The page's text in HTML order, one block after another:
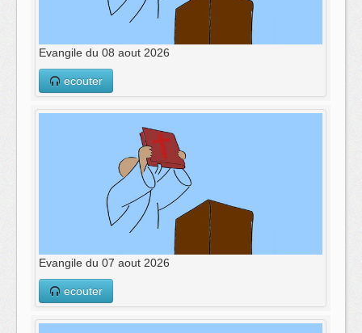
Evangile du 08 aout 2026
ecouter
Evangile du 07 aout 2026
ecouter